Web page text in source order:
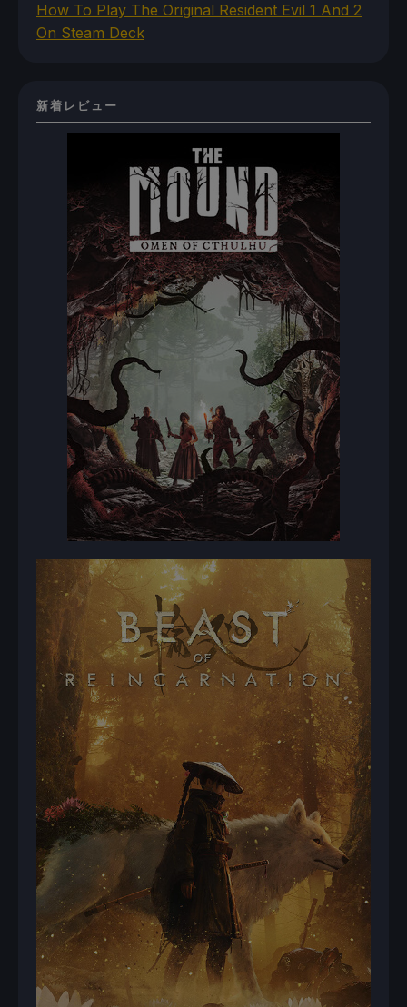
How To Play The Original Resident Evil 1 And 2
On Steam Deck
新着レビュー